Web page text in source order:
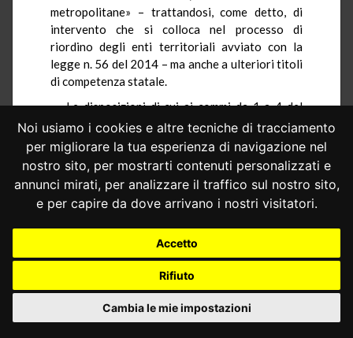
Noi usiamo i cookies e altre tecniche di tracciamento
per migliorare la tua esperienza di navigazione nel
nostro sito, per mostrarti contenuti personalizzati e
annunci mirati, per analizzare il traffico sul nostro sito,
e per capire da dove arrivano i nostri visitatori.
Accetto
Rifiuto
Cambia le mie impostazioni
metropolitane» – trattandosi, come detto, di
intervento che si colloca nel processo di
riordino degli enti territoriali avviato con la
legge n. 56 del 2014 – ma anche a ulteriori titoli
di competenza statale.
Le disposizioni di cui ai commi da 1 a 4 del
censurato art. 5 mirano, infatti, a garantire i
rapporti di lavoro in essere del personale di
polizia provinciale, anche tenendo nella dovuta
considerazione le «competenze professionali
che i lavoratori hanno acquisito nel corso degli
anni» (sentenza n. 202 del 2016), utili anche
presso il nuovo livello di governo cui saranno
allocate le relative funzioni. Si tratta, pertanto,
di un intervento legislativo nell’ambito della
competenza statale tesa a promuovere, «nel
settore del pubblico impiego, condizioni che
rendono effettivo il diritto al lavoro di cui